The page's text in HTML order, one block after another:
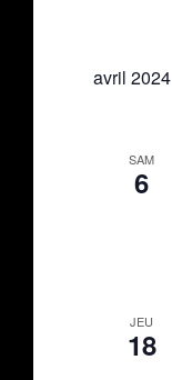
avril 2024
SAM
6
JEU
18